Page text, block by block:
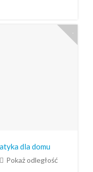
dla domu
Pokaż odległość